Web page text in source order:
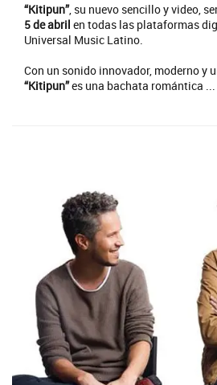
“Kitipun”, su nuevo sencillo y video,
5 de abril en todas las plataformas
Universal Music Latino.
Con un sonido innovador, moderno y
“Kitipun”es una bachata romántica ...